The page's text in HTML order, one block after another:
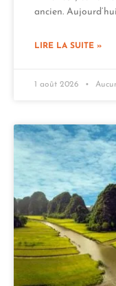
ancien. Aujourd’hui
LIRE LA SUITE »
1 août 2026